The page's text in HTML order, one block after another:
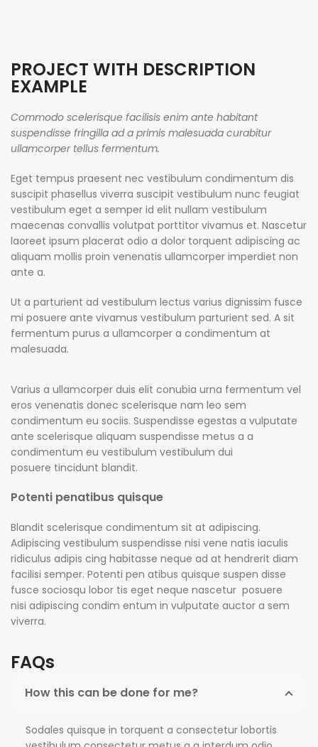
PROJECT WITH DESCRIPTION
EXAMPLE
Commodo scelerisque facilisis enim ante habitant
suspendisse fringilla ad a primis malesuada curabitur
ullamcorper tellus fermentum.
Eget tempus praesent nec vestibulum condimentum dis
suscipit phasellus viverra suscipit vestibulum nunc feugiat
vestibulum eget a semper id elit nullam vestibulum
maecenas convallis volutpat porttitor vivamus et. Nascetur
laoreet ipsum placerat odio a dolor torquent adipiscing ac
aliquam mollis proin venenatis ullamcorper imperdiet non
ante a.
Ut a parturient ad vestibulum lectus varius dignissim fusce
mi posuere ante vivamus vestibulum parturient sed. A sit
fermentum purus a ullamcorper a condimentum at
malesuada.
Varius a ullamcorper duis elit conubia urna fermentum vel
eros venenatis donec scelerisque nam leo sem
condimentum eu sociis. Suspendisse egestas a vulputate
ante scelerisque aliquam suspendisse metus a a
condimentum eu vestibulum vestibulum dui
posuere tincidunt blandit.
Potenti penatibus quisque
Blandit scelerisque condimentum sit at adipiscing.
Adipiscing vestibulum suspendisse nisi vene natis iaculis
ridiculus adipis cing habitasse neque ad at hendrerit diam
facilisi semper. Potenti pen atibus quisque suspen disse
fusce sociosqu lobor tis eget neque nascetur posuere
nisi adipiscing condim entum in vulputate auctor a sem
viverra.
FAQs
How this can be done for me?
Sodales quisque in torquent a consectetur lobortis